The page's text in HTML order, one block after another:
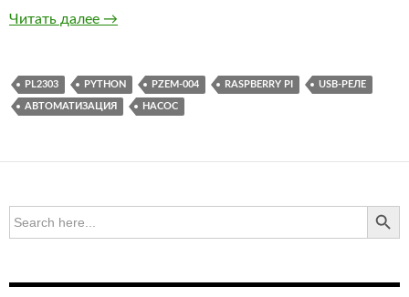
Читать далее Компьютеризация насосной
→
PL2303 PYTHON PZEM-004 RASPBERRY PI USB-РЕЛЕ
АВТОМАТИЗАЦИЯ НАСОС
for:
SEARCH